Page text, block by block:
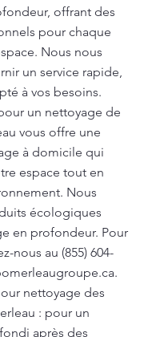
offrant des
pour chaque
Nous nous
un service rapide,
à vos besoins.
un nettoyage de
vous offre une
à domicile qui
espace tout en
Nous
écologiques
en profondeur. Pour
nous au (855) 604-
.
nettoyage des
: pour un
après des